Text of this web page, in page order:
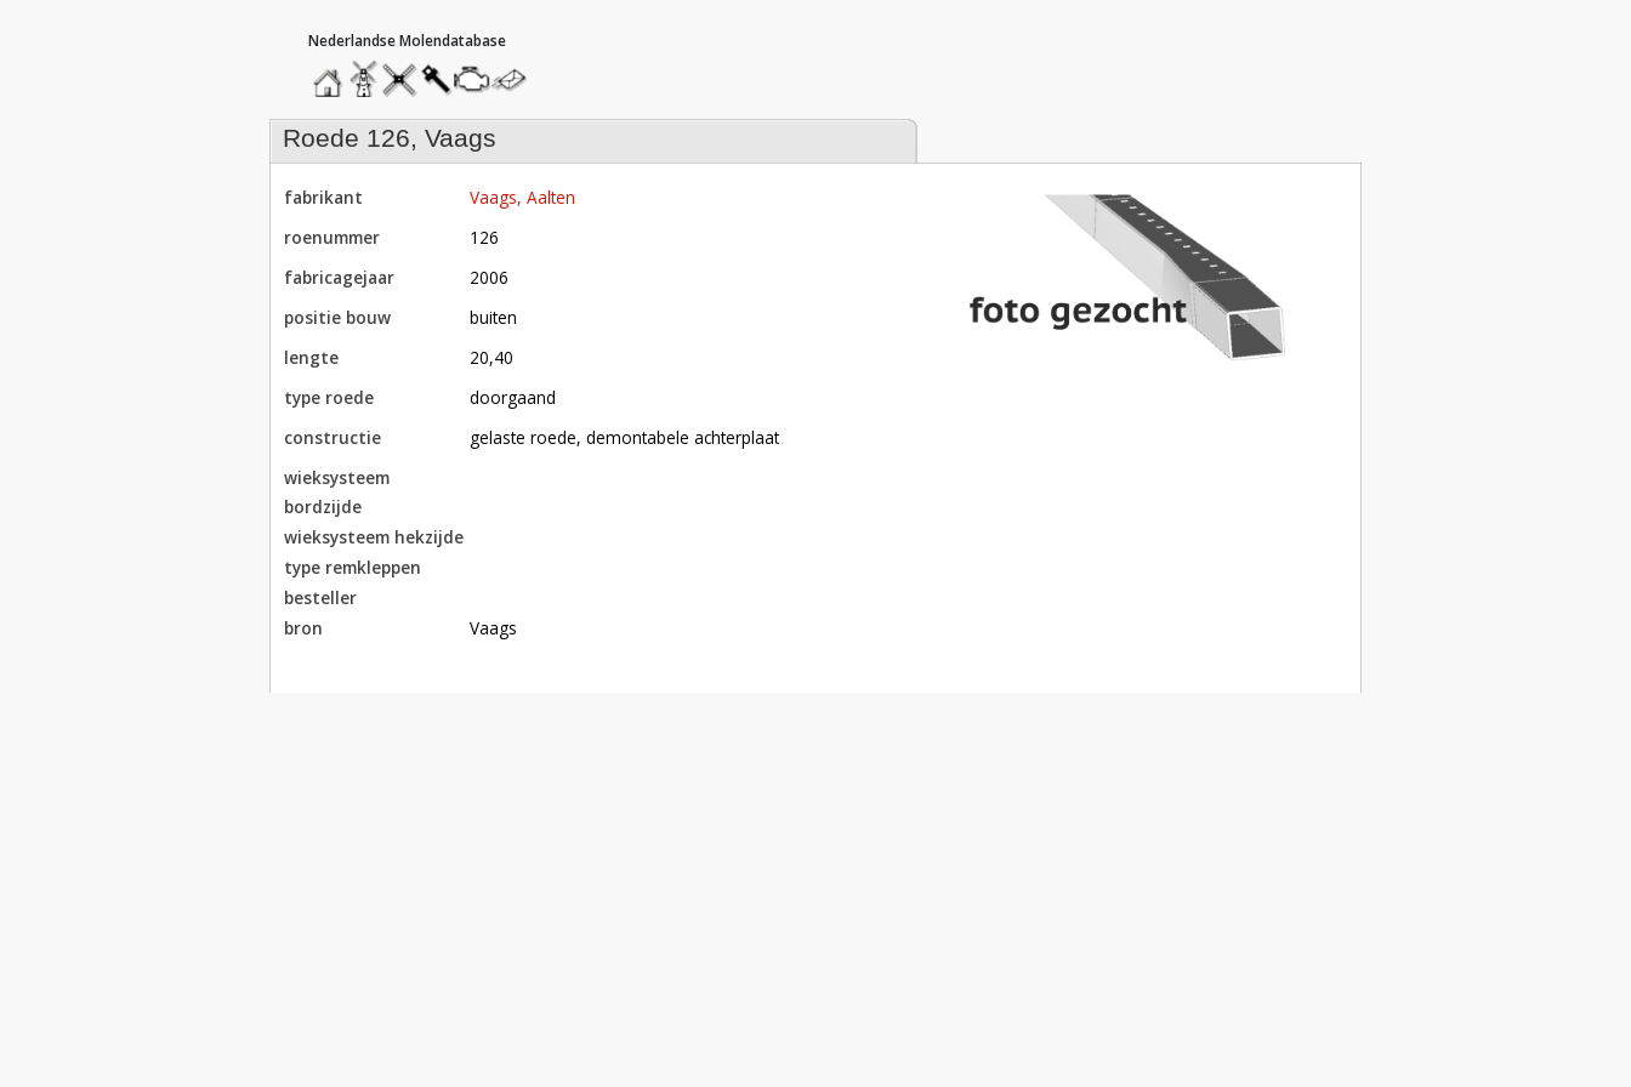
hoofdmenu
homemolendatabase
roedendatabase
assendatabase
motorendatabase
stuur
een
bericht
roede 126, Vaags
fabrikant
Vaags, Aalten
roenummer
126
fabricagejaar
2006
positie bouw
buiten
lengte
20,40
type roede
doorgaand
constructie
gelaste roede, demontabele achterplaat
wieksysteem
bordzijde
wieksysteem hekzijde
type remkleppen
besteller
bron